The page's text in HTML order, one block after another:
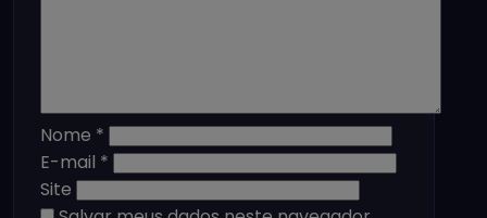
Nome *
E-mail *
Site